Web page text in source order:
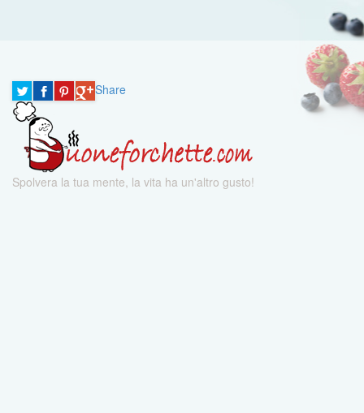
Share
Spolvera la tua mente, la vita ha un'altro gusto!